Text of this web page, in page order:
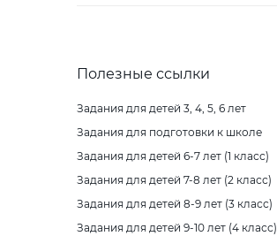
Полезные ссылки
Задания для детей 3, 4, 5, 6 лет
Задания для подготовки к школе
Задания для детей 6-7 лет (1 класс)
Задания для детей 7-8 лет (2 класс)
Задания для детей 8-9 лет (3 класс)
Задания для детей 9-10 лет (4 класс)